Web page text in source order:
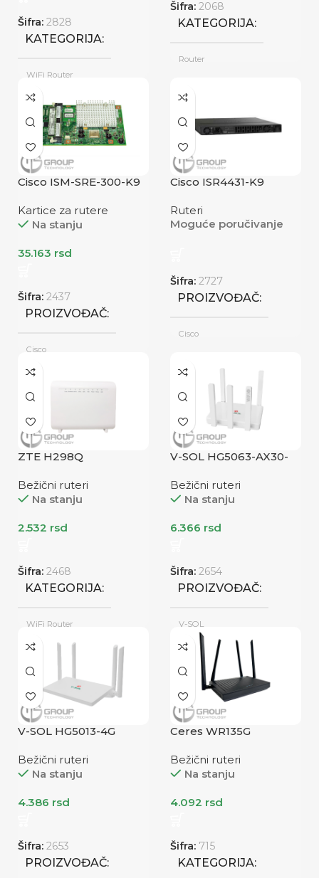
Šifra: 2828
KATEGORIJA
WiFi Router
PROIZVOĐAČ
ZTE
STANJE Novo
Šifra: 2068
KATEGORIJA
Router
PROIZVOĐAČ
Cisco
STANJE
VPN TUNELI
/
ROUTER SERIJA
/
Cisco ISM-SRE-300-K9
Kartice za rutere
Na stanju
35.163 rsd
Šifra: 2437
PROIZVOĐAČ
Cisco
STANJE
Refabrikovano
Cisco ISR4431-K9
Ruteri
Moguće poručivanje
Šifra: 2727
PROIZVOĐAČ
Cisco
STANJE
Refabrikovano
ZTE H298Q
Bežični ruteri
Na stanju
2.532 rsd
Šifra: 2468
KATEGORIJA
WiFi Router
ZTE
STANJE
Refabrikovano
V-SOL HG5063-AX30-
Bežični ruteri
Na stanju
6.366 rsd
Šifra: 2654
PROIZVOĐAČ
V-SOL
STANJE Novo
KATEGORIJA
V-SOL HG5013-4G
Bežični ruteri
Na stanju
4.386 rsd
Šifra: 2653
PROIZVOĐAČ
Ceres WR135G
Bežični ruteri
Na stanju
4.092 rsd
Šifra: 715
KATEGORIJA